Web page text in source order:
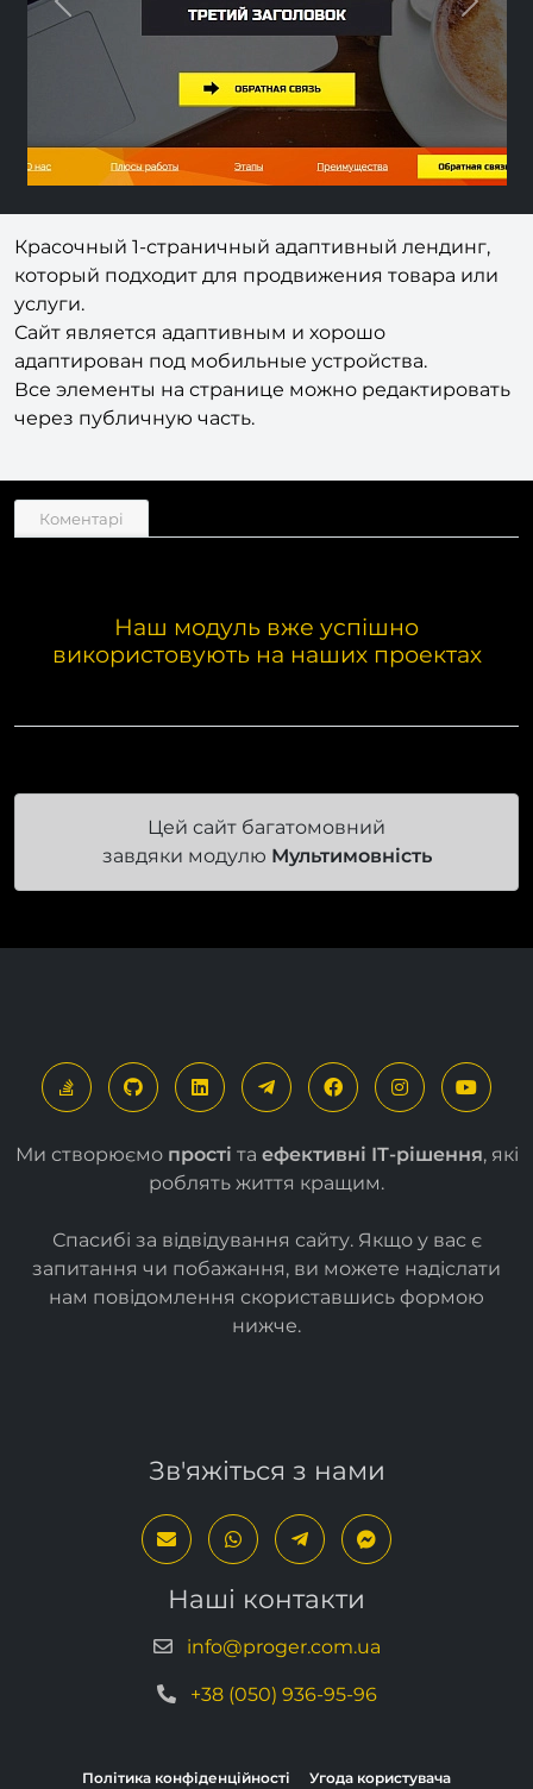
Previous Next
Красочный 1-страничный адаптивный лендинг,
который подходит для продвижения товара или
услуги.
Сайт является адаптивным и хорошо
адаптирован под мобильные устройства.
Все элементы на странице можно редактировать
через публичную часть.
Коментарі
Наш модуль вже успішно
використовують на наших проектах
Цей сайт багатомовний
завдяки модулю Мультимовність
Ми створюємо прості та ефективні ІТ-рішення, які
роблять життя кращим.
Спасибі за відвідування сайту. Якщо у вас є
запитання чи побажання, ви можете надіслати
нам повідомлення скориставшись формою
нижче.
Зв'яжіться з нами
Наші контакти
info@proger.com.ua
+38 (050) 936-95-96
Політика конфіденційності Угода користувача